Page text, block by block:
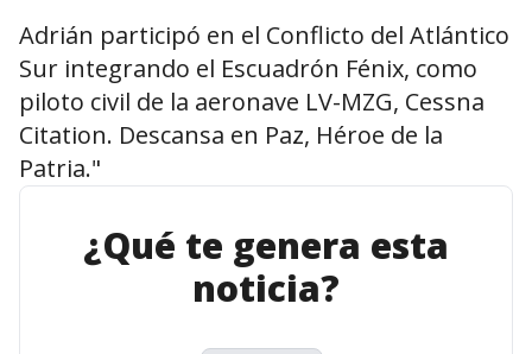
Adrián participó en el Conflicto del Atlántico
Sur integrando el Escuadrón Fénix, como
piloto civil de la aeronave LV-MZG, Cessna
Citation. Descansa en Paz, Héroe de la
Patria."
¿Qué te genera esta
noticia?